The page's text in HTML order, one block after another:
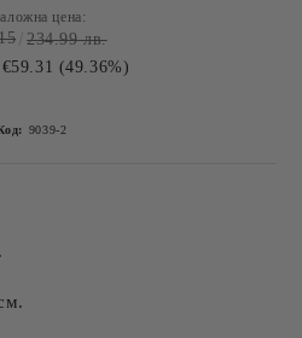
цена:
234.99 лв.
€59.31 (49.36%)
9039-2